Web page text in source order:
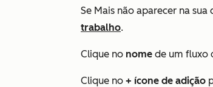
Se Mais não aparecer na
trabalho.
Clique no nome de um fluxo
Clique no + ícone de adição